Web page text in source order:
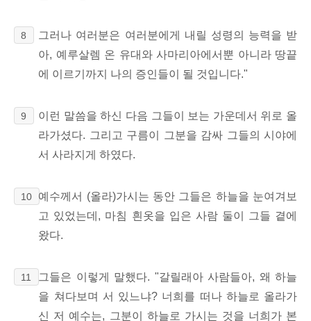
8
그러나 여러분은 여러분에게 내릴 성령의 능력을 받
아, 예루살렘 온 유대와 사마리아에서뿐 아니라 땅끝
에 이르기까지 나의 증인들이 될 것입니다."
9
이런 말씀을 하신 다음 그들이 보는 가운데서 위로 올
라가셨다. 그리고 구름이 그분을 감싸 그들의 시야에
서 사라지게 하였다.
10
예수께서 (올라)가시는 동안 그들은 하늘을 눈여겨보
고 있었는데, 마침 흰옷을 입은 사람 둘이 그들 곁에
왔다.
11
그들은 이렇게 말했다. "갈릴래아 사람들아, 왜 하늘
을 쳐다보며 서 있느냐? 너희를 떠나 하늘로 올라가
신 저 예수는, 그분이 하늘로 가시는 것을 너희가 본